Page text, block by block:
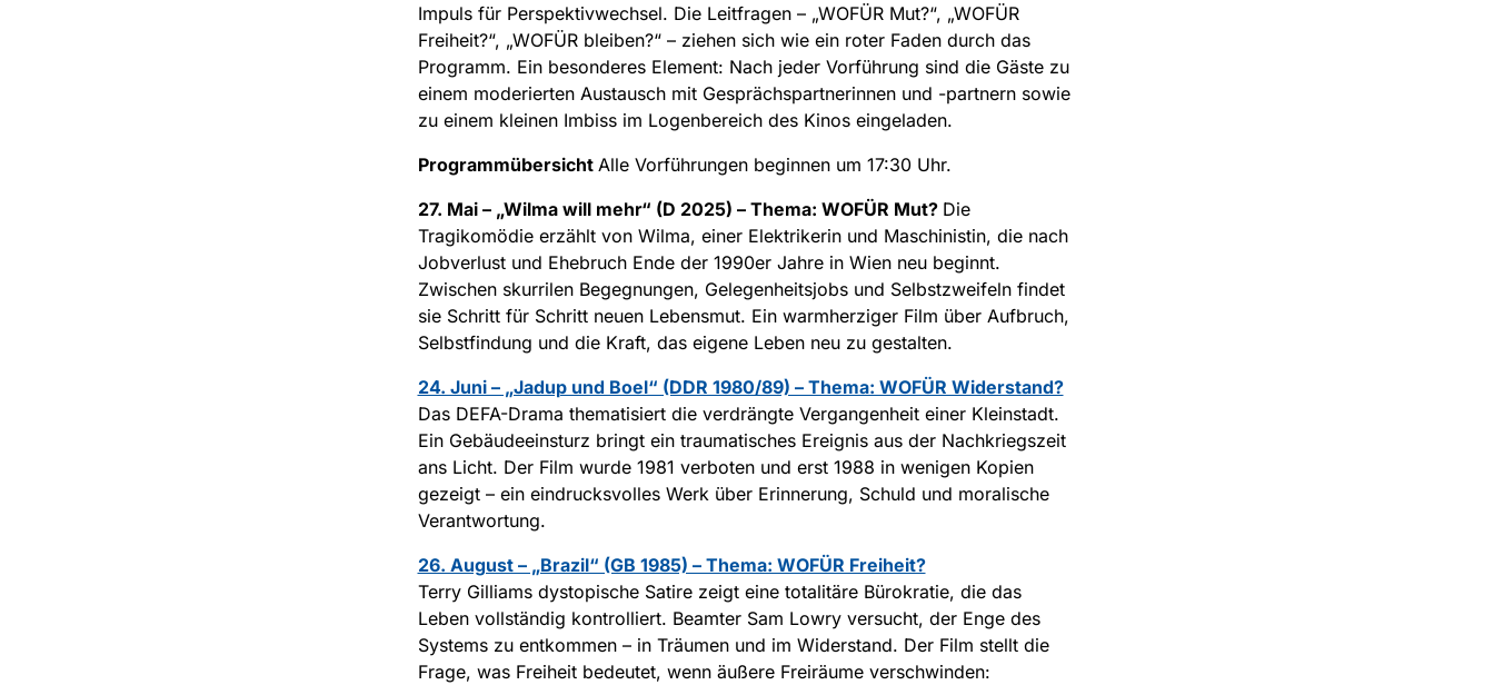
Impuls für Perspektivwechsel. Die Leitfragen – „WOFÜR Mut?“, „WOFÜR
Freiheit?“, „WOFÜR bleiben?“ – ziehen sich wie ein roter Faden durch das
Programm. Ein besonderes Element: Nach jeder Vorführung sind die Gäste zu
einem moderierten Austausch mit Gesprächspartnerinnen und -partnern sowie
zu einem kleinen Imbiss im Logenbereich des Kinos eingeladen.
Programmübersicht Alle Vorführungen beginnen um 17:30 Uhr.
27. Mai – „Wilma will mehr“ (D 2025) – Thema: WOFÜR Mut? Die
Tragikomödie erzählt von Wilma, einer Elektrikerin und Maschinistin, die nach
Jobverlust und Ehebruch Ende der 1990er Jahre in Wien neu beginnt.
Zwischen skurrilen Begegnungen, Gelegenheitsjobs und Selbstzweifeln findet
sie Schritt für Schritt neuen Lebensmut. Ein warmherziger Film über Aufbruch,
Selbstfindung und die Kraft, das eigene Leben neu zu gestalten.
24. Juni – „Jadup und Boel“ (DDR 1980/89) – Thema: WOFÜR Widerstand?
Das DEFA-Drama thematisiert die verdrängte Vergangenheit einer Kleinstadt.
Ein Gebäudeeinsturz bringt ein traumatisches Ereignis aus der Nachkriegszeit
ans Licht. Der Film wurde 1981 verboten und erst 1988 in wenigen Kopien
gezeigt – ein eindrucksvolles Werk über Erinnerung, Schuld und moralische
Verantwortung.
26. August – „Brazil“ (GB 1985) – Thema: WOFÜR Freiheit?
Terry Gilliams dystopische Satire zeigt eine totalitäre Bürokratie, die das
Leben vollständig kontrolliert. Beamter Sam Lowry versucht, der Enge des
Systems zu entkommen – in Träumen und im Widerstand. Der Film stellt die
Frage, was Freiheit bedeutet, wenn äußere Freiräume verschwinden: